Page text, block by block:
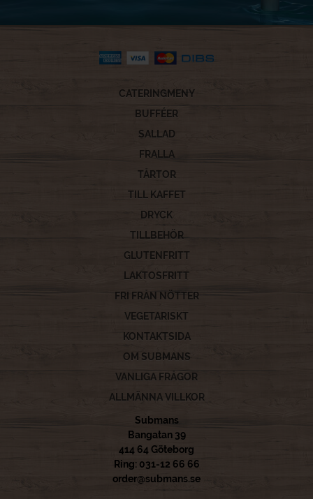
CATERINGMENY
BUFFÉER
SALLAD
FRALLA
TÅRTOR
TILL KAFFET
DRYCK
TILLBEHÖR
GLUTENFRITT
LAKTOSFRITT
FRI FRÅN NÖTTER
VEGETARISKT
KONTAKTSIDA
OM SUBMANS
VANLIGA FRÅGOR
ALLMÄNNA VILLKOR
Submans
Bangatan 39
414 64 Göteborg
Ring: 031-12 66 66
order@submans.se